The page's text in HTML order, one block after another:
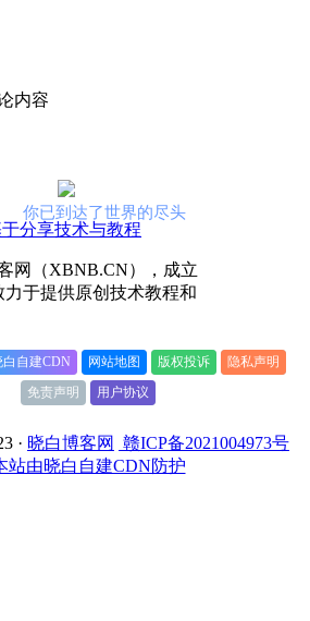
内容
你已到达了世界的尽头
网（XBNB.CN），成立
力于提供原创技术教程和
白自建CDN 网站地图 版权投诉
隐私声明
免责声明
用户协议
· 晓白博客网
赣ICP备2021004973号
站由晓白自建CDN防护